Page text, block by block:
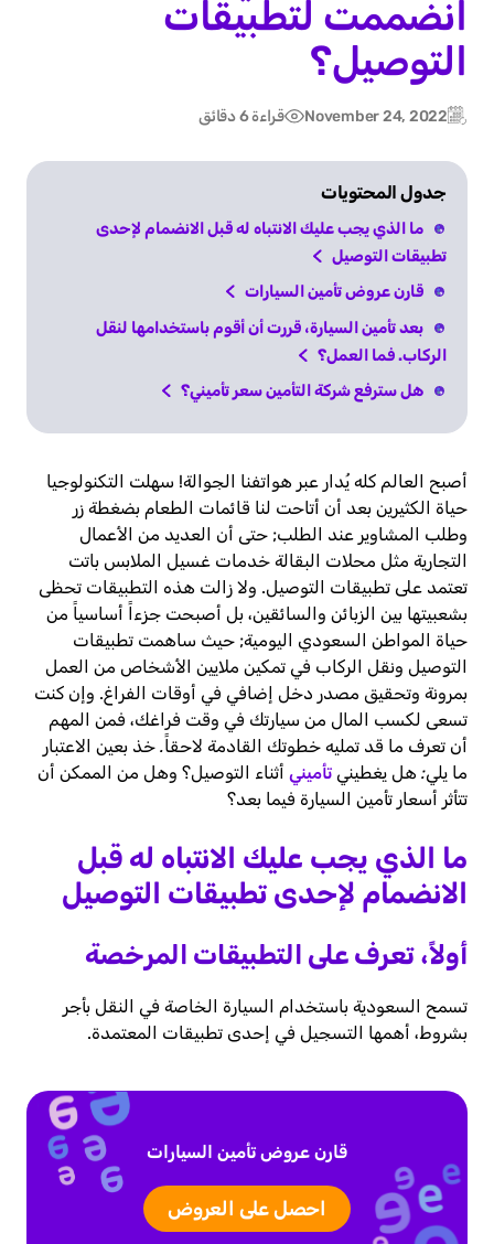
انضممت لتطبيقات
التوصيل؟
Updated:
November 24, 2022
Postقراءة 6 دقائق
جدول المحتويات
ما الذي يجب عليك الانتباه له قبل الانضمام لإحدى
تطبيقات التوصيل
قارن عروض تأمين السيارات
بعد تأمين السيارة، قررت أن أقوم باستخدامها لنقل
الركاب. فما العمل؟
هل سترفع شركة التأمين سعر تأميني؟
أصبح العالم كله يُدار عبر هواتفنا الجوالة! سهلت التكنولوجيا
حياة الكثيرين بعد أن أتاحت لنا قائمات الطعام بضغطة زر
وطلب المشاوير عند الطلب; حتى أن العديد من الأعمال
التجارية مثل محلات البقالة خدمات غسيل الملابس باتت
تعتمد على تطبيقات التوصيل. ولا زالت هذه التطبيقات تحظى
بشعبيتها بين الزبائن والسائقين، بل أصبحت جزءاً أساسياً من
حياة المواطن السعودي اليومية; حيث ساهمت تطبيقات
التوصيل ونقل الركاب في تمكين ملايين الأشخاص من العمل
بمرونة وتحقيق مصدر دخل إضافي في أوقات الفراغ. وإن كنت
تسعى لكسب المال من سيارتك في وقت فراغك، فمن المهم
أن تعرف ما قد تمليه خطوتك القادمة لاحقاً. خذ بعين الاعتبار
ما يلي: هل يغطينيتأميني أثناء التوصيل؟ وهل من الممكن أن
تتأثر أسعار تأمين السيارة فيما بعد؟
ما الذي يجب عليك الانتباه له قبل
الانضمام لإحدى تطبيقات التوصيل
أولاً، تعرف على التطبيقات المرخصة
تسمح السعودية باستخدام السيارة الخاصة في النقل بأجر
بشروط، أهمها التسجيل في إحدى تطبيقات المعتمدة.
قارن عروض تأمين السيارات
احصل على العروض